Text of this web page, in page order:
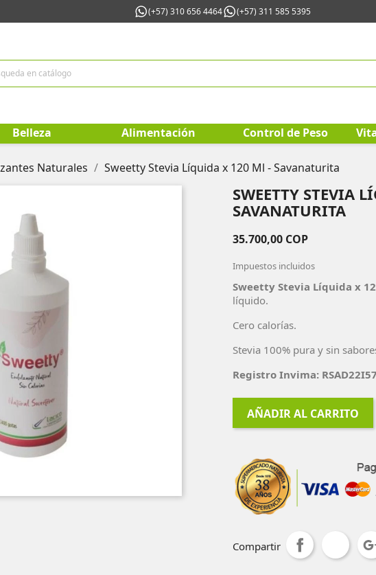
(+57) 310 656 4464 (+57) 311 585 5395
Belleza Alimentación Control de Peso
Naturales Sweetty Stevia Líquida x 120 Ml - Savanaturita
SWEETTY STEVIA
SAVANATURITA
35.700,00 COP
Impuestos incluidos
Sweetty Stevia Líquida x
líquido.
Cero calorías.
Stevia 100% pura y sin
Registro Invima:
AÑADIR AL CARRITO
Compartir